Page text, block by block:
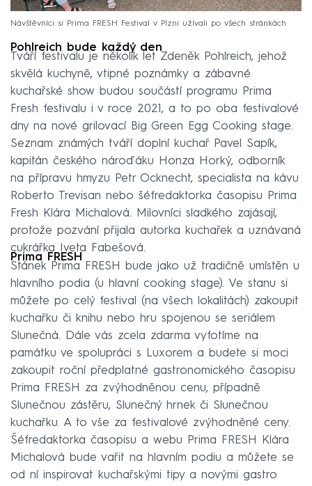
Návštěvníci si Prima FRESH Festival v Plzni užívali po všech stránkách
Pohlreich bude každý den
Tváří festivalu je několik let Zdeněk Pohlreich, jehož
skvělá kuchyně, vtipné poznámky a zábavné
kuchařské show budou součástí programu Prima
Fresh festivalu i v roce 2021, a to po oba festivalové
dny na nové grilovací Big Green Egg Cooking stage.
Seznam známých tváří doplní kuchař Pavel Sapík,
kapitán českého nároďáku Honza Horký, odborník
na přípravu hmyzu Petr Ocknecht, specialista na kávu
Roberto Trevisan nebo šéfredaktorka časopisu Prima
Fresh Klára Michalová. Milovníci sladkého zajásají,
protože pozvání přijala autorka kuchařek a uznávaná
cukrářka Iveta Fabešová.
Prima FRESH
Stánek Prima FRESH bude jako už tradičně umístěn u
hlavního podia (u hlavní cooking stage). Ve stanu si
můžete po celý festival (na všech lokalitách) zakoupit
kuchařku či knihu nebo hru spojenou se seriálem
Slunečná. Dále vás zcela zdarma vyfotíme na
památku ve spolupráci s Luxorem a budete si moci
zakoupit roční předplatné gastronomického časopisu
Prima FRESH za zvýhodněnou cenu, případně
Slunečnou zástěru, Slunečný hrnek či Slunečnou
kuchařku. A to vše za festivalové zvýhodněné ceny.
Šéfredaktorka časopisu a webu Prima FRESH Klára
Michalová bude vařit na hlavním podiu a můžete se
od ní inspirovat kuchařskými tipy a novými gastro